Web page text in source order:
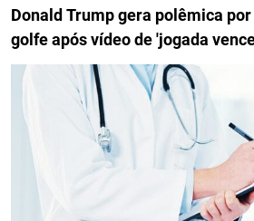
Donald Trump gera polêmica
golfe após vídeo de 'jogada